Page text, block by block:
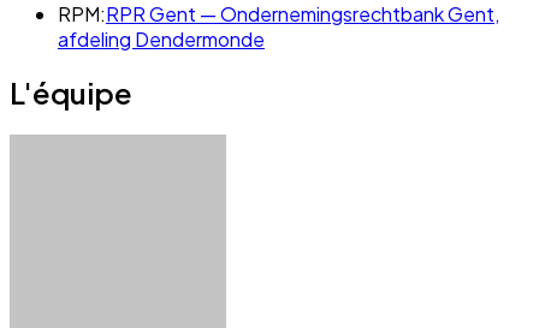
RPM:RPR Gent — Ondernemingsrechtbank Gent,
afdeling Dendermonde
L'équipe